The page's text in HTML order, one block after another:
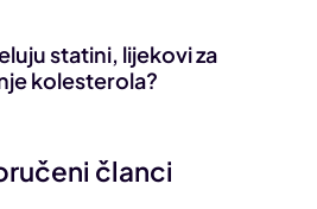
statini, lijekovi za
kolesterola?
članci